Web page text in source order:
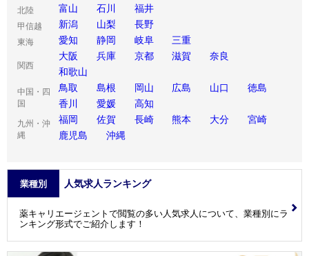
北陸 富山 石川 福井
甲信越 新潟 山梨 長野
東海 愛知 静岡 岐阜 三重
関西
大阪 兵庫 京都 滋賀
奈良
和歌山
中国・四
国
鳥取 島根 岡山 広島 山口
徳島
香川
愛媛 高知
九州・沖
縄
福岡 佐賀 長崎 熊本 大分
宮崎
鹿児島
沖縄
業種別 人気求人ランキング
薬キャリエージェントで閲覧の多い人気求人について、業種別にラ
ンキング形式でご紹介します！